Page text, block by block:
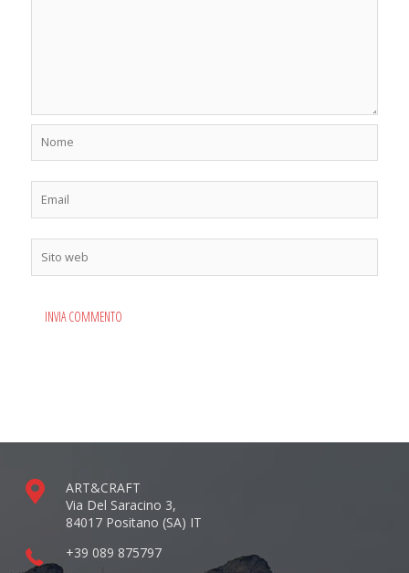
web
ART&CRAFT
Via Del Saracino 3,
84017 Positano (SA) IT
+39 089 875797